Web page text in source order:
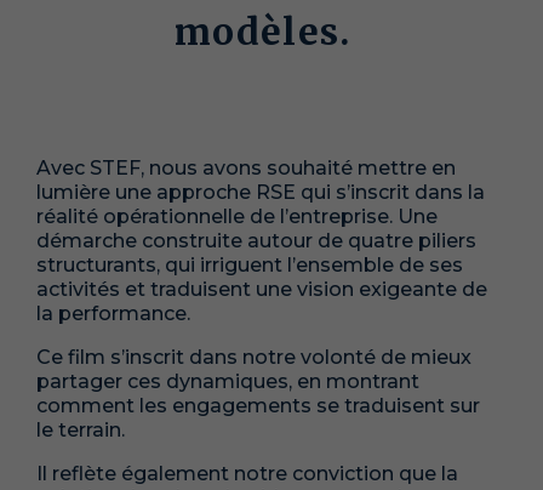
modèles.
Avec STEF, nous avons souhaité mettre en
lumière une approche RSE qui s’inscrit dans la
réalité opérationnelle de l’entreprise. Une
démarche construite autour de quatre piliers
structurants, qui irriguent l’ensemble de ses
activités et traduisent une vision exigeante de
la performance.
Ce film s’inscrit dans notre volonté de mieux
partager ces dynamiques, en montrant
comment les engagements se traduisent sur
le terrain.
Il reflète également notre conviction que la